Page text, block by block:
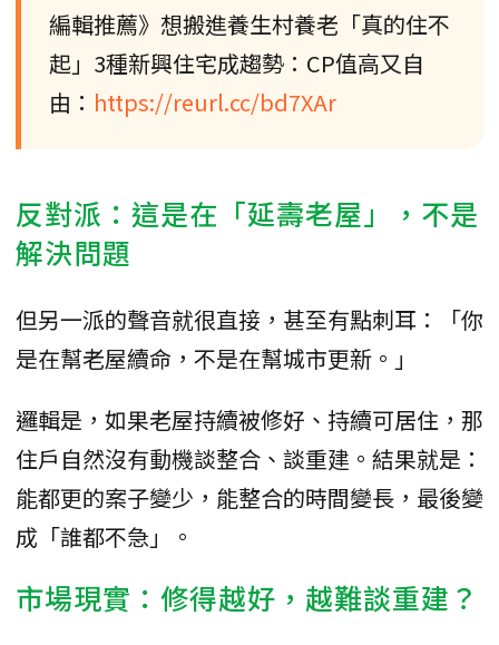
編輯推薦》想搬進養生村養老「真的住不
起」3種新興住宅成趨勢：CP值高又自
由： https://reurl.cc/bd7XAr
反對派：這是在「延壽老屋」，不是
解決問題
但另一派的聲音就很直接，甚至有點刺耳：「你
是在幫老屋續命，不是在幫城市更新。」
邏輯是，如果老屋持續被修好、持續可居住，那
住戶自然沒有動機談整合、談重建。結果就是：
能都更的案子變少，能整合的時間變長，最後變
成「誰都不急」。
市場現實：修得越好，越難談重建？